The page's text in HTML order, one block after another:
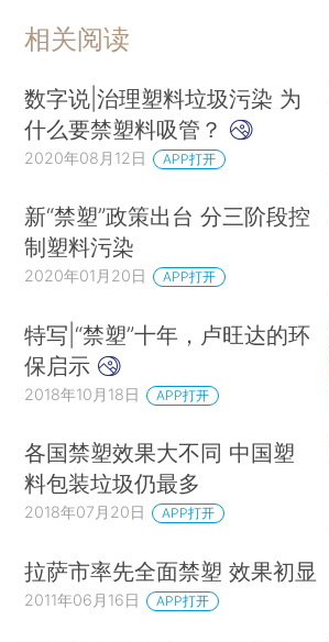
相关阅读
数字说|治理塑料垃圾污染 为
什么要禁塑料吸管？
2020年08月12日 APP打开
新“禁塑”政策出台 分三阶段控
制塑料污染
2020年01月20日 APP打开
特写|“禁塑”十年，卢旺达的环
保启示
2018年10月18日 APP打开
各国禁塑效果大不同 中国塑
料包装垃圾仍最多
2018年07月20日 APP打开
拉萨市率先全面禁塑 效果初显
2011年06月16日 APP打开